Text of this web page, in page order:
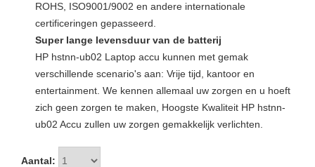
ROHS, ISO9001/9002 en andere internationale
certificeringen gepasseerd.
Super lange levensduur van de batterij
HP hstnn-ub02 Laptop accu kunnen met gemak
verschillende scenario's aan: Vrije tijd, kantoor en
entertainment. We kennen allemaal uw zorgen en u hoeft
zich geen zorgen te maken, Hoogste Kwaliteit HP hstnn-
ub02 Accu zullen uw zorgen gemakkelijk verlichten.
Aantal: